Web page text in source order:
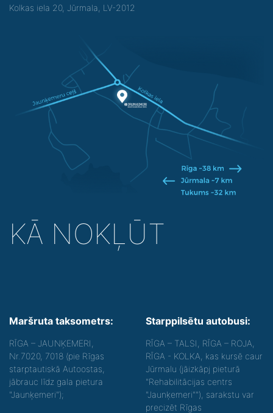
Kolkas iela 20, Jūrmala, LV-2012
KĀ NOKĻŪT
Maršruta taksometrs:
RĪGA – JAUNĶEMERI,
Nr.7020, 7018 (pie Rīgas
starptautiskā Autoostas,
jābrauc līdz gala pietura
"Jaunķemeri");
Starppilsētu autobusi:
RĪGA – TALSI, RĪGA – ROJA,
RĪGA - KOLKA, kas kursē caur
Jūrmalu (jāizkāpj pieturā
"Rehabilitācijas centrs
"Jaunķemeri""), sarakstu var
precizēt Rīgas